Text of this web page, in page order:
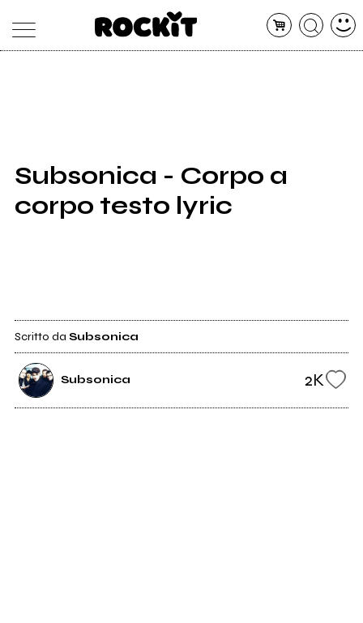
SHOP
RADIO
Subsonica - Corpo a
corpo testo lyric
Scritto da Subsonica
Subsonica 2K